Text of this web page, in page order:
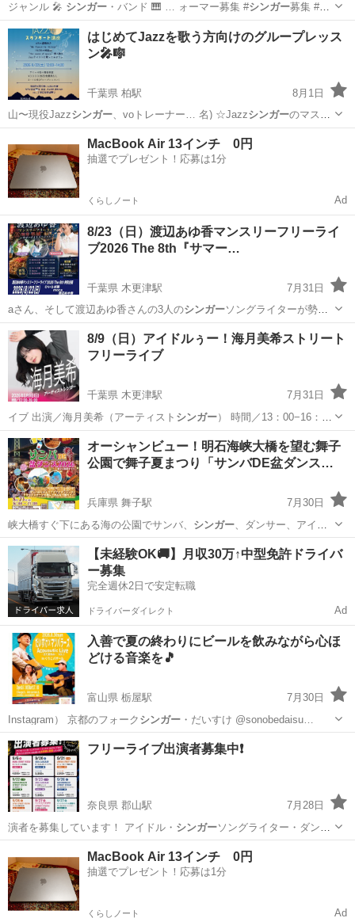
ジャンル 🎤 シンガー ・バンド 🎹 … ォーマー募集 #シンガー募集 #バ
ンド募…
山梨 甲府市 その他 パフォーマー
はじめてJazzを歌う方向けのグループレッス
ン🎤🎼
千葉県 柏駅
8月1日
山〜現役Jazzシンガー、voトレーナー… 名) ☆Jazzシンガーのマスト
なレパー…
柏駅 セミナー Jazz
MacBook Air 13インチ 0円
抽選でプレゼント！応募は1分
くらしノート Ad
8/23（日）渡辺あゆ香マンスリーフリーライ
ブ2026 The 8th『サマー…
千葉県 木更津駅
7月31日
aさん、そして渡辺あゆ香さんの3人のシンガーソングライターが勢揃
いして、真夏の夜…
千葉 木更津市 木更津駅 コンサート/ショー 会場
8/9（日）アイドルぅー！海月美希ストリート
フリーライブ
千葉県 木更津駅
7月31日
イブ 出演／海月美希（アーティスト シンガー） 時間／13：00−16：
00（…
千葉 木更津市 コンサート/ショー
デイリーヤマザキ
オーシャンビュー！明石海峡大橋を望む舞子
公園で舞子夏まつり「サンバDE盆ダンス…
兵庫県 舞子駅
7月30日
峡大橋すぐ下にある海の公園でサンバ、 シンガー、ダンサー、アイド
ル達と盆ダンス！ …
兵庫 神戸市 舞子駅 地域/お祭り サンバ
【未経験OK🚚】月収30万↑中型免許ドライバ
ー募集
完全週休2日で安定転職
ドライバーダイレクト Ad
入善で夏の終わりにビールを飲みながら心ほ
どける音楽を🎵
富山県 栃屋駅
7月30日
Instagram） 京都のフォーク シンガー・だいすけ @sonobedaisu…
富山 下新川郡 栃屋駅 コンサート/ショー
フリーライブ出演者募集中❗️
奈良県 郡山駅
7月28日
演者を募集しています！ アイドル・ シンガーソングライター・ダンス
ボーカルグルー…
コンサート/ショー
MacBook Air 13インチ 0円
抽選でプレゼント！応募は1分
くらしノート Ad